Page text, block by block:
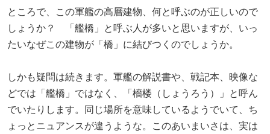
ところで、この軍艦の高層建物、何と呼ぶのが正しいので
しょうか？ 「艦橋」と呼ぶ人が多いと思いますが、いっ
たいなぜこの建物が「橋」に結びつくのでしょうか。
しかも疑問は続きます。軍艦の解説書や、戦記本、映像な
どでは「艦橋」ではなく、「檣楼（しょうろう）」と呼ん
でいたりします。同じ場所を意味しているようでいて、ち
ょっとニュアンスが違うような。このあいまいさは、実は